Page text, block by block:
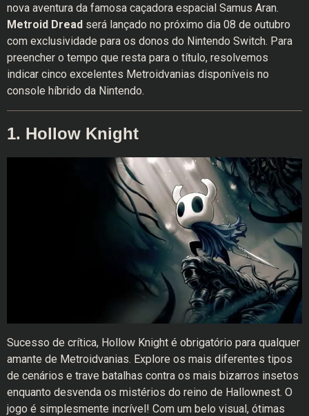
nova aventura da famosa caçadora espacial Samus Aran.
Metroid Dread será lançado no próximo dia 08 de outubro
com exclusividade para os donos do Nintendo Switch. Para
preencher o tempo que resta para o título, resolvemos
indicar cinco excelentes Metroidvanias disponíveis no
console híbrido da Nintendo.
1. Hollow Knight
Sucesso de crítica, Hollow Knight é obrigatório para qualquer
amante de Metroidvanias. Explore os mais diferentes tipos
de cenários e trave batalhas contra os mais bizarros insetos
enquanto desvenda os mistérios do reino de Hallownest. O
jogo é simplesmente incrível! Com um belo visual, ótimas